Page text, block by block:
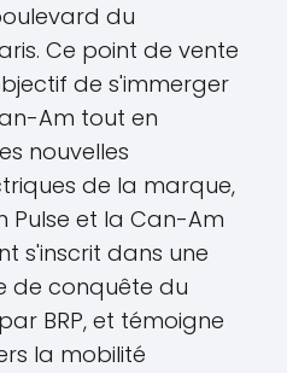
du
Ce point de vente
de s'immerger
Am tout en
nouvelles
de la marque,
Pulse et la Can-Am
s'inscrit dans une
de conquête du
BRP, et témoigne
la mobilité